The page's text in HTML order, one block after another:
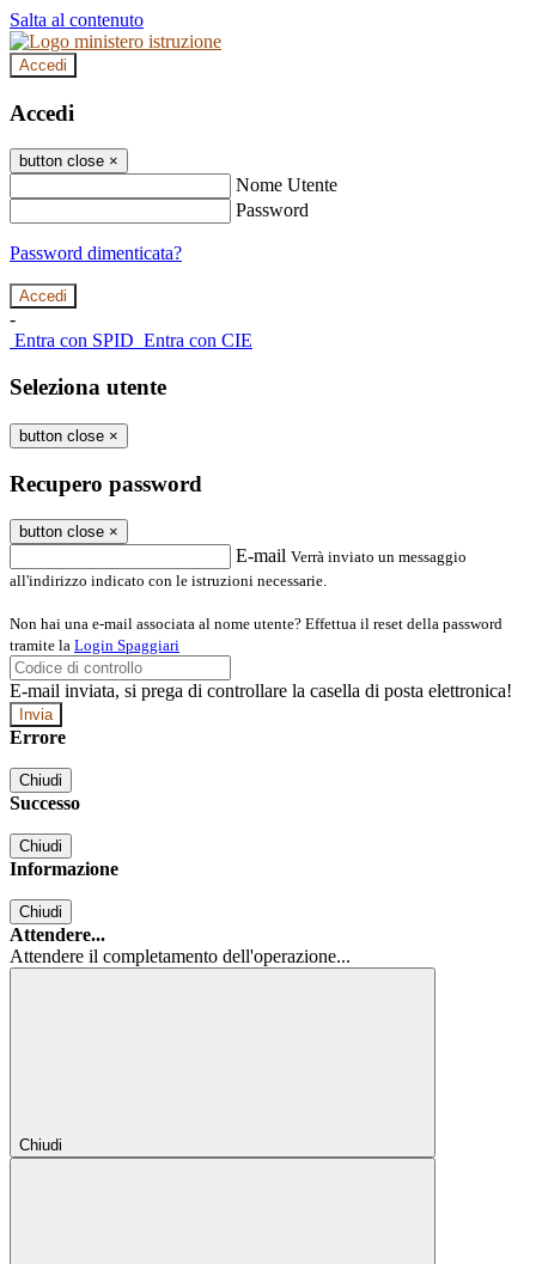
Salta al contenuto
Accedi
Accedi
button close ×
Nome Utente
Password
Password dimenticata?
-
Entra con SPID Entra con CIE
Seleziona utente
button close ×
Recupero password
button close ×
E-mail Verrà inviato un messaggio
all'indirizzo indicato con le istruzioni necessarie.
Non hai una e-mail associata al nome utente? Effettua il reset della password
tramite la Login Spaggiari
E-mail inviata, si prega di controllare la casella di posta elettronica!
Errore
Chiudi
Successo
Chiudi
Informazione
Chiudi
Attendere...
Attendere il completamento dell'operazione...
Chiudi